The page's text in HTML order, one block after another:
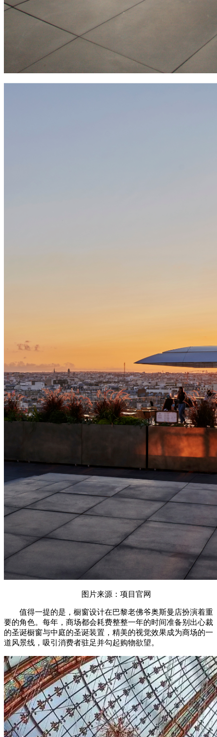
图片来源：项目官网
值得一提的是，橱窗设计在巴黎老佛爷奥斯曼店扮演着重
要的角色。每年，商场都会耗费整整一年的时间准备别出心裁
的圣诞橱窗与中庭的圣诞装置，精美的视觉效果成为商场的一
道风景线，吸引消费者驻足并勾起购物欲望。